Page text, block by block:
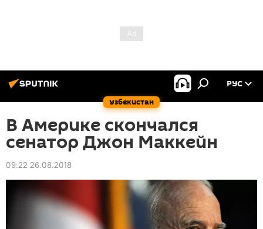
Узбекистан
РУС
В Америке скончался
сенатор Джон Маккейн
09:22 26.08.2018